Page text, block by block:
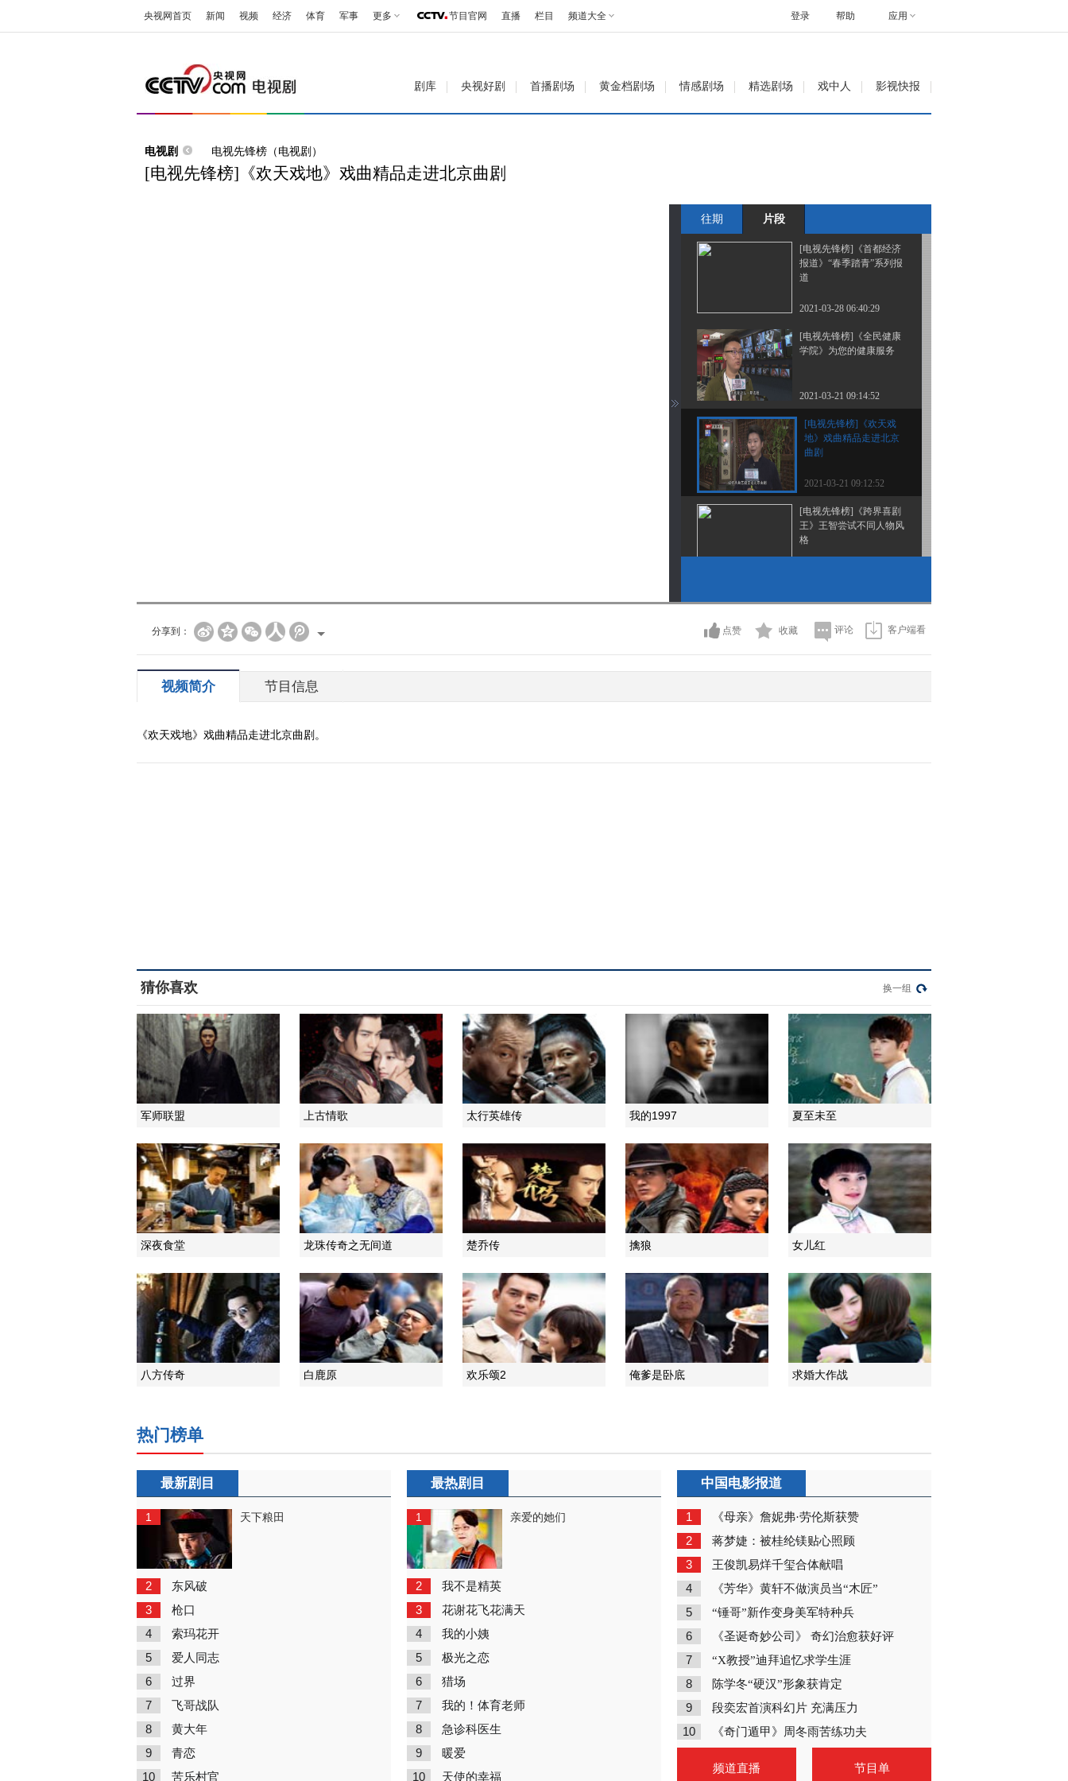
央视网首页 新闻 视频 经济 体育 军事 更多 节目官网 直播 栏目 频道大全 帮助 应用
登录
剧库 央视好剧 首播剧场 黄金档剧场 情感剧场 精选剧场 戏中人 影视快报
电视剧 电视先锋榜（电视剧）
[电视先锋榜]《欢天戏地》戏曲精品走进北京曲剧
往期 片段
生
河安澜》重新认识母亲河
[电视先锋榜]《首都经济
报道》“春季踏青”系列报
道
2021-03-28 06:40:29
[电视先锋榜]《全民健康
学院》为您的健康服务
2021-03-21 09:14:52
[电视先锋榜]《欢天戏
地》戏曲精品走进北京
曲剧
2021-03-21 09:12:52
[电视先锋榜]《跨界喜剧
王》王智尝试不同人物风
格
2021-03-21 09:08:52
京》推出系列片《香山
2021-03-14 06:51:15
[电视先锋榜]财经频道“诚
信北京”3·15晚会录制幕
后
2021-03-14 06:47:15
[电视先锋榜]《迷尚北
间
2021-03-07 14:31:38
[电视先锋榜]“诚信北京
3.15”节目正在拍摄制作中
2021-03-07 14:29:38
[电视先锋榜]科教频道
《民法典通解通读》即将
播出
2021-03-07 14:27:38
[电视先锋榜]《跨界喜剧
2021-03-07 14:25:38
[电视先锋榜]“诚信北京
2021-02-28 07:02:03
王》第五季董又霖演出健
身故事
2021-02-28 07:02:02
[电视先锋榜]约会冬奥场
馆共赴《冬梦之约》
分享到： 点赞 收藏 评论 客户端看
视频简介 节目信息
《欢天戏地》戏曲精品走进北京曲剧。
猜你喜欢 换一组
军师联盟 上古情歌 太行英雄传 我的1997 夏至未至
深夜食堂 龙珠传奇之无间道 楚乔传 擒狼 女儿红
八方传奇 白鹿原 欢乐颂2 俺爹是卧底 求婚大作战
热门榜单
最新剧目
1 天下粮田
2 东风破
3 枪口
4 索玛花开
5 爱人同志
6 过界
7 飞哥战队
8 黄大年
9 青恋
10 苦乐村官
最热剧目
1 亲爱的她们
2 我不是精英
3 花谢花飞花满天
4 我的小姨
5 极光之恋
6 猎场
7 我的！体育老师
8 急诊科医生
9 暖爱
10 天使的幸福
中国电影报道
1 《母亲》詹妮弗·劳伦斯获赞
2 蒋梦婕：被桂纶镁贴心照顾
3 王俊凯易烊千玺合体献唱
4 《芳华》黄轩不做演员当“木匠”
5 “锤哥”新作变身美军特种兵
6 《圣诞奇妙公司》 奇幻治愈获好评
7 “X教授”迪拜追忆求学生涯
8 陈学冬“硬汉”形象获肯定
9 段奕宏首演科幻片 充满压力
10 《奇门遁甲》周冬雨苦练功夫
频道直播 节目单